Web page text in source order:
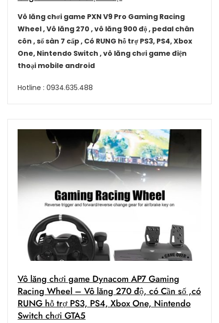
Vô lăng chơi game PXN V9 Pro Gaming Racing
Wheel , Vô lăng 270 , vô lăng 900 độ , pedal chân
côn , số sàn 7 cấp , Có RUNG hỗ trợ PS3, PS4, Xbox
One, Nintendo Switch , vô lăng chơi game điện
thoại mobile android
Hotline : 0934.635.488
Vô lăng chơi game Dynacom AP7 Gaming
Racing Wheel – Vô lăng 270 độ, có Cần số ,có
RUNG hỗ trợ PS3, PS4, Xbox One, Nintendo
Switch chơi GTA5